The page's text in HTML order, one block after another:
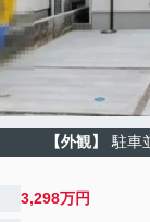
【外観】 駐車
3,298万円